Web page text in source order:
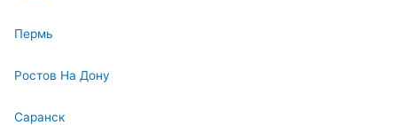
Пермь
Ростов На Дону
Саранск